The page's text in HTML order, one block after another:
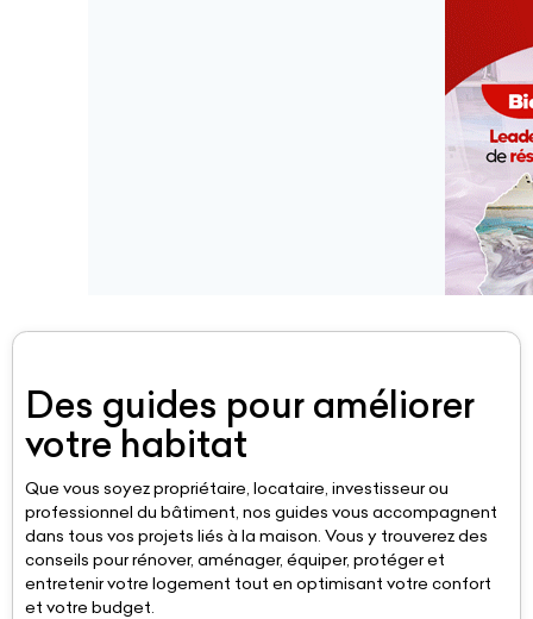
Des guides pour améliorer
votre habitat
Que vous soyez propriétaire, locataire, investisseur ou
professionnel du bâtiment, nos guides vous accompagnent
dans tous vos projets liés à la maison. Vous y trouverez des
conseils pour rénover, aménager, équiper, protéger et
entretenir votre logement tout en optimisant votre confort
et votre budget.